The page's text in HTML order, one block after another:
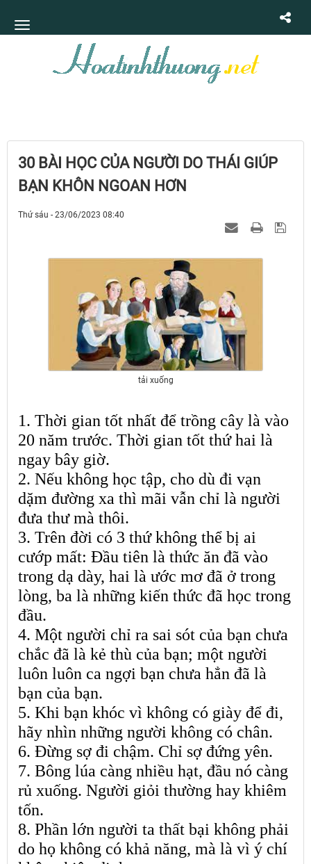
30 BÀI HỌC CỦA NGƯỜI DO THÁI GIÚP
BẠN KHÔN NGOAN HƠN
Thứ sáu - 23/06/2023 08:40
tải xuống
1. Thời gian tốt nhất để trồng cây là vào
20 năm trước. Thời gian tốt thứ hai là
ngay bây giờ.
2. Nếu không học tập, cho dù đi vạn
dặm đường xa thì mãi vẫn chỉ là người
đưa thư mà thôi.
3. Trên đời có 3 thứ không thể bị ai
cướp mất: Đầu tiên là thức ăn đã vào
trong dạ dày, hai là ước mơ đã ở trong
lòng, ba là những kiến thức đã học trong
đầu.
4. Một người chỉ ra sai sót của bạn chưa
chắc đã là kẻ thù của bạn; một người
luôn luôn ca ngợi bạn chưa hẳn đã là
bạn của bạn.
5. Khi bạn khóc vì không có giày để đi,
hãy nhìn những người không có chân.
6. Đừng sợ đi chậm. Chỉ sợ đứng yên.
7. Bông lúa càng nhiều hạt, đầu nó càng
rủ xuống. Người giỏi thường hay khiêm
tốn.
8. Phần lớn người ta thất bại không phải
do họ không có khả năng, mà là vì ý chí